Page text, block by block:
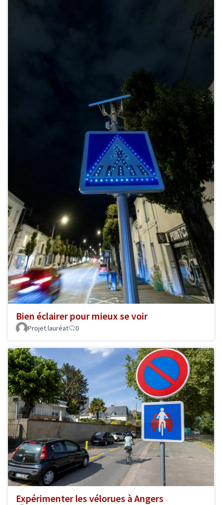
Bien éclairer pour mieux se voir
Projet lauréat 0
Expérimenter les vélorues à Angers